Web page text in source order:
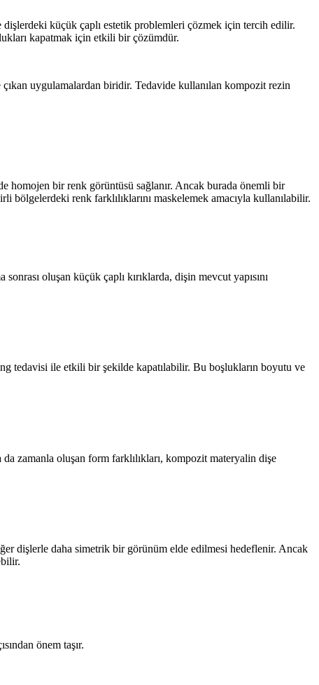
küçük çaplı estetik problemleri çözmek için tercih edilir.
kapatmak için etkili bir çözümdür.
uygulamalardan biridir. Tedavide kullanılan kompozit rezin
homojen bir renk görüntüsü sağlanır. Ancak burada önemli bir
renk farklılıklarını maskelemek amacıyla kullanılabilir.
oluşan küçük çaplı kırıklarda, dişin mevcut yapısını
tedavisi ile etkili bir şekilde kapatılabilir. Bu boşlukların boyutu ve
zamanla oluşan form farklılıkları, kompozit materyalin dişe
dişlerle daha simetrik bir görünüm elde edilmesi hedeflenir. Ancak
önem taşır.